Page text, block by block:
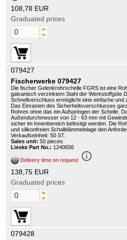
108,78 EUR
Graduated prices
079427
Fischerwerke 079427
Die fischer Gelenkrohrschelle FGRS ist eine
galvanisch verzinktem Stahl der Werkstoffgüte
Schnellverschluss ermöglicht eine einfache und
Das Einrasten des Sicherheitsverschlusses
Rohres ohne das ein Aufspringen der Schelle.
Außendurchmesser von 12 - 63 mm mit
sicher im Innenbereich befestigt werden. Die
und silikonfreien Schalldämmeinlage den
Verkaufseinheit: 50 ST.
Sales unit: 50 pieces
Lieske Part No.: 1240656
Delivery time on request info_outline
138,75 EUR
Graduated prices
079428